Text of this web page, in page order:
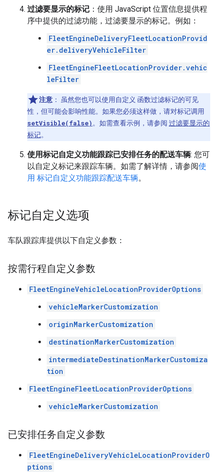
过滤要显示的标记 ：使用 JavaScript 位置信息提供程
序中提供的过滤功能，过滤要显示的标记。例如：
FleetEngineDeliveryFleetLocationProvid
er.deliveryVehicleFilter
FleetEngineFleetLocationProvider.vehic
leFilter
注意 ：
虽然您也可以使用自定义 函数过滤标记的可见
性，但可能会影响性能。如果您必须这样做，请对标记调用
setVisible(false) 。如需查看示例，请参阅 过滤要显示的
标记。
使用标记自定义功能跟踪已安排任务的配送车辆: 您可
以自定义标记来跟踪车辆。如需了解详情，请参阅使
用 标记自定义功能跟踪配送车辆。
标记自定义选项
车队跟踪库提供以下自定义参数：
按需行程自定义参数
FleetEngineVehicleLocationProviderOptions
vehicleMarkerCustomization
originMarkerCustomization
destinationMarkerCustomization
intermediateDestinationMarkerCustomiza
tion
FleetEngineFleetLocationProviderOptions
vehicleMarkerCustomization
已安排任务自定义参数
FleetEngineDeliveryVehicleLocationProviderO
ptions